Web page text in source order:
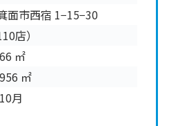
面市⻄宿 1−15−30
店）
㎡
㎡
月